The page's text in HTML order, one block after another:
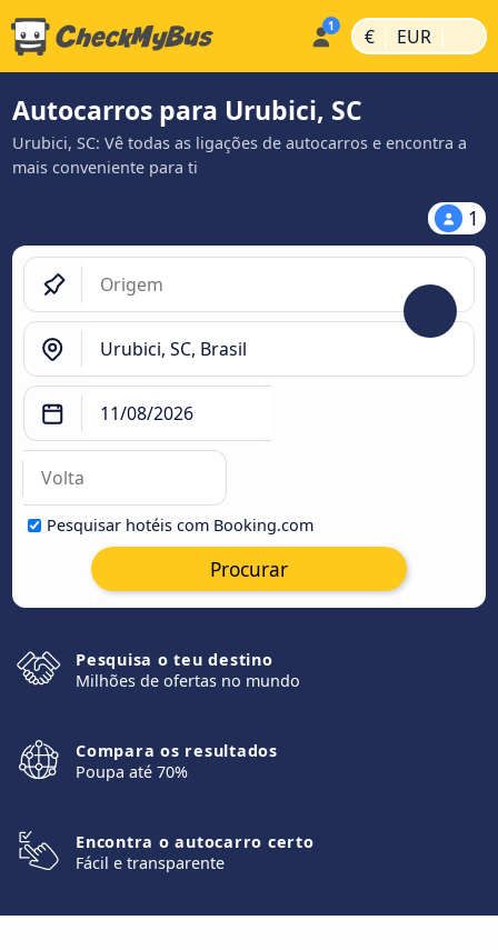
€ | EUR |
Autocarros para Urubici, SC
Urubici, SC: Vê todas as ligações de autocarros e encontra a
mais conveniente para ti
1
Pesquisar hotéis com Booking.com
Procurar
Pesquisa o teu destino
Milhões de ofertas no mundo
Compara os resultados
Poupa até 70%
Encontra o autocarro certo
Fácil e transparente